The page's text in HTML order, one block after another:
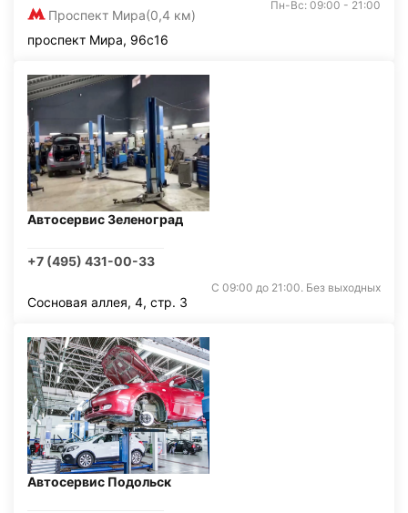
Проспект Мира(0,4 км)
Пн-Вс: 09:00 - 21:00
проспект Мира, 96с16
Автосервис Зеленоград
+7 (495) 431-00-33
С 09:00 до 21:00. Без выходных
Сосновая аллея, 4, стр. 3
Автосервис Подольск